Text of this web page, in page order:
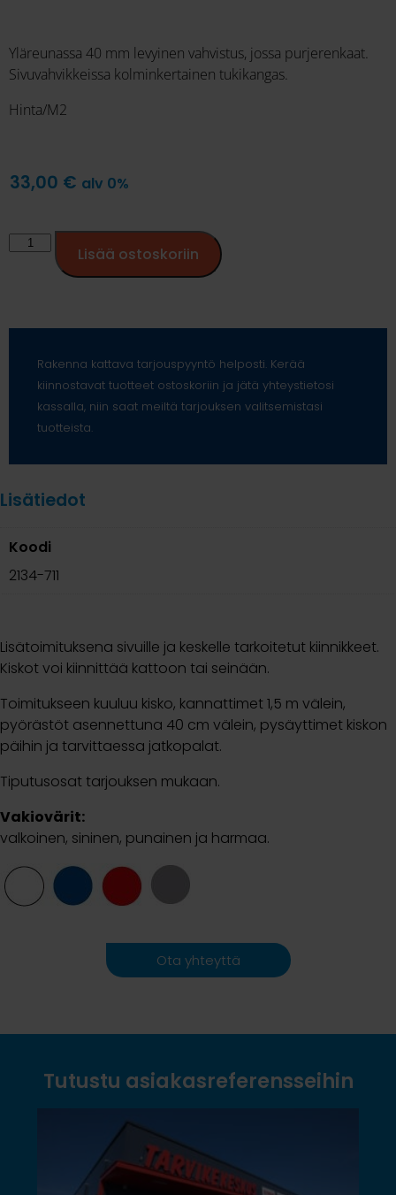
Yläreunassa 40 mm levyinen vahvistus, jossa purjerenkaat.
Sivuvahvikkeissa kolminkertainen tukikangas.
Hinta/M2
33,00 € alv 0%
Lisää ostoskoriin
Rakenna kattava tarjouspyyntö helposti. Kerää
kiinnostavat tuotteet ostoskoriin ja jätä yhteystietosi
kassalla, niin saat meiltä tarjouksen valitsemistasi
tuotteista.
Lisätiedot
Koodi
2134-711
Lisätoimituksena sivuille ja keskelle tarkoitetut kiinnikkeet.
Kiskot voi kiinnittää kattoon tai seinään.
Toimitukseen kuuluu kisko, kannattimet 1,5 m välein,
pyörästöt asennettuna 40 cm välein, pysäyttimet kiskon
päihin ja tarvittaessa jatkopalat.
Tiputusosat tarjouksen mukaan.
Vakiovärit:
valkoinen, sininen, punainen ja harmaa.
Ota yhteyttä
Tutustu asiakasreferensseihin